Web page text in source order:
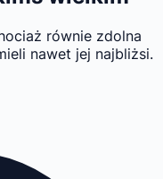
równie zdolna
nawet jej najbliżsi.